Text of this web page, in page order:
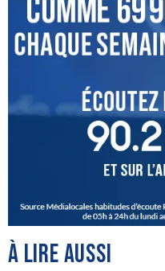
À LIRE AUSSI